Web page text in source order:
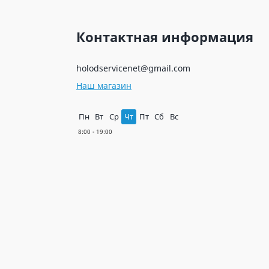
Контактная информация
holodservicenet@gmail.com
Наш магазин
Пн Вт Ср Чт Пт Сб Вс